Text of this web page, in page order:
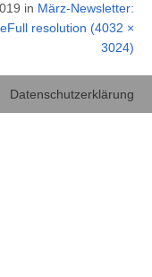
in März-Newsletter:
Full resolution (4032 ×
3024)
Datenschutzerklärung